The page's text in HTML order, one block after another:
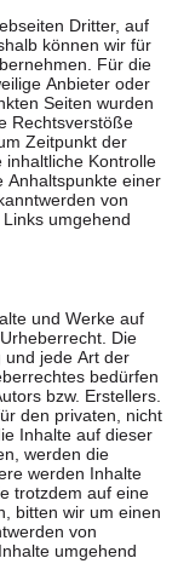
Dritter, auf
können wir für
Für die
Anbieter oder
Seiten wurden
Rechtsverstöße
Zeitpunkt der
inhaltliche Kontrolle
Anhaltspunkte einer
von
umgehend
und Werke auf
Die
und jede Art der
bedürfen
bzw. Erstellers.
den privaten, nicht
Inhalte auf dieser
werden die
werden Inhalte
trotzdem auf eine
bitten wir um einen
von
umgehend